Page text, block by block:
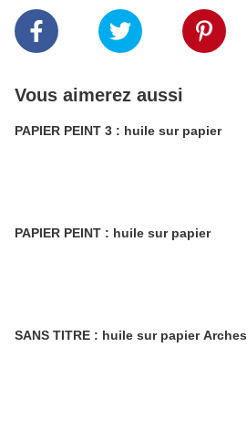
Vous aimerez aussi
PAPIER PEINT 3 : huile sur papier
PAPIER PEINT : huile sur papier
SANS TITRE : huile sur papier Arches